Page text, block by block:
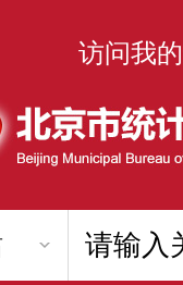
访问我